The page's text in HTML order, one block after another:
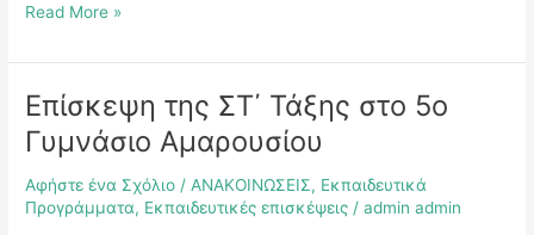
Read More »
Επίσκεψη της ΣΤ΄ Τάξης στο 5ο
Γυμνάσιο Αμαρουσίου
Αφήστε ένα Σχόλιο / ΑΝΑΚΟΙΝΩΣΕΙΣ, Εκπαιδευτικά
Προγράμματα, Εκπαιδευτικές επισκέψεις /admin admin
Επίσκεψη
της
ΣΤ΄
Τάξης
στο